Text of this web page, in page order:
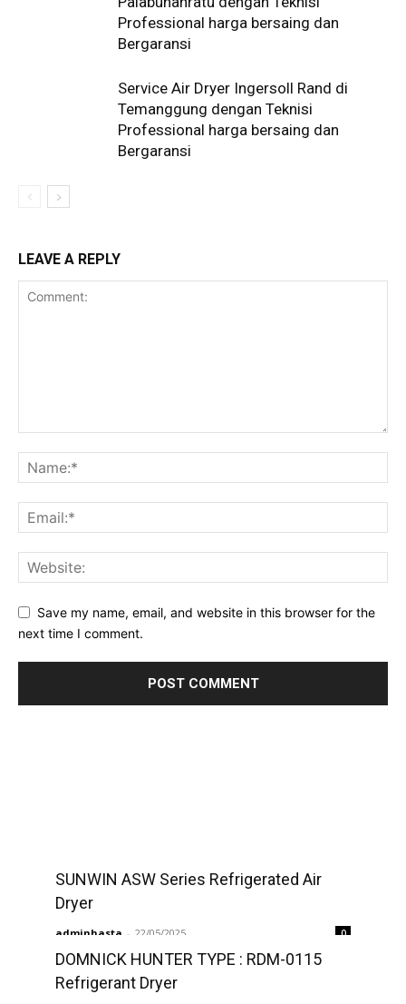
Professional harga bersaing dan
Bergaransi
Service Air Dryer Ingersoll Rand di
Temanggung dengan Teknisi
Professional harga bersaing dan
Bergaransi
LEAVE A REPLY
Save my name, email, and website in this browser for the
next time I comment.
SUNWIN ASW Series Refrigerated Air
Dryer
adminhasta - 22/05/2025 0
DOMNICK HUNTER TYPE : RDM-0115
Refrigerant Dryer